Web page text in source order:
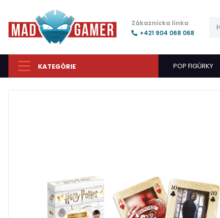
Zákaznícka linka
+421 904 068 068
KATEGÓRIE POP FIGÚRKY